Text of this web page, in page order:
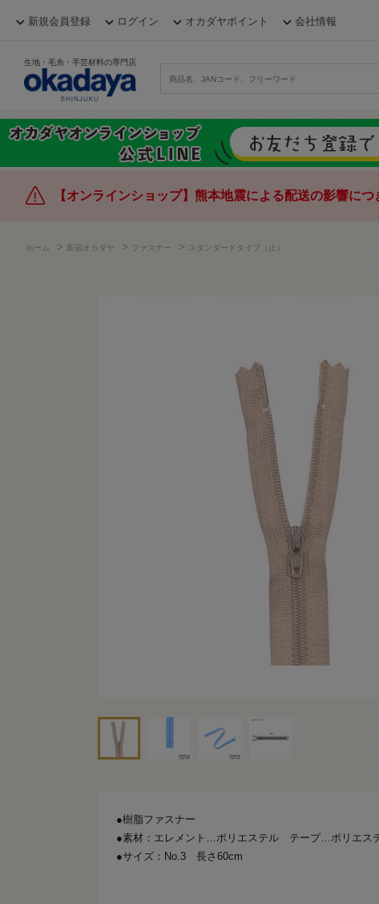
新規会員登録 ログイン オカダヤポイント 会社情報
生地・毛糸・手芸材料の専門店
【オンラインショップ】熊本地震による配送の影響につ
ホーム > 新宿オカダヤ > ファスナー > スタンダードタイプ（止）
●樹脂ファスナー
●素材：エレメント…ポリエステル テープ…ポリエス
●サイズ：No.3 長さ60cm